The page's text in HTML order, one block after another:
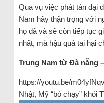
Qua vụ việc phát tán đại
Nam hãy thận trọng với
họ đã và sẽ còn tiếp tục
nhất, mà hậu quả tai hại
Trung Nam từ Đà nẵng
https://youtu.be/
Nhật, Mỹ “bỏ chạy” khỏi